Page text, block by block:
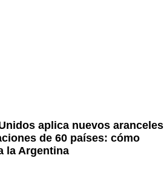
aplica nuevos aranceles
de 60 países: cómo
la Argentina